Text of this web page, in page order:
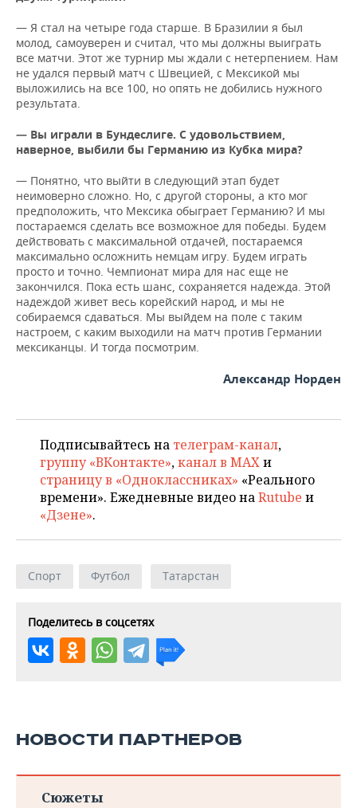
— Я стал на четыре года старше. В Бразилии я был
молод, самоуверен и считал, что мы должны выиграть
все матчи. Этот же турнир мы ждали с нетерпением. Нам
не удался первый матч с Швецией, с Мексикой мы
выложились на все 100, но опять не добились нужного
результата.
— Вы играли в Бундеслиге. С удовольствием,
наверное, выбили бы Германию из Кубка мира?
— Понятно, что выйти в следующий этап будет
неимоверно сложно. Но, с другой стороны, а кто мог
предположить, что Мексика обыграет Германию? И мы
постараемся сделать все возможное для победы. Будем
действовать с максимальной отдачей, постараемся
максимально осложнить немцам игру. Будем играть
просто и точно. Чемпионат мира для нас еще не
закончился. Пока есть шанс, сохраняется надежда. Этой
надеждой живет весь корейский народ, и мы не
собираемся сдаваться. Мы выйдем на поле с таким
настроем, с каким выходили на матч против Германии
мексиканцы. И тогда посмотрим.
Александр Норден
Подписывайтесь на телеграм-канал,
группу «ВКонтакте»,канал в MAXи
страницу в «Одноклассниках» «Реального
времени». Ежедневные видео наRutube и
«Дзене».
Спорт Футбол Татарстан
Поделитесь в соцсетях
НОВОСТИ ПАРТНЕРОВ
Сюжеты